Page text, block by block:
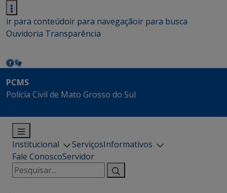
ir para conteúdoir para navegaçãoir para busca
Ouvidoria Transparência
PCMS
Polícia Civil de Mato Grosso do Sul
Institucional ServiçosInformativos
Fale ConoscoServidor
Pesquisar
por: